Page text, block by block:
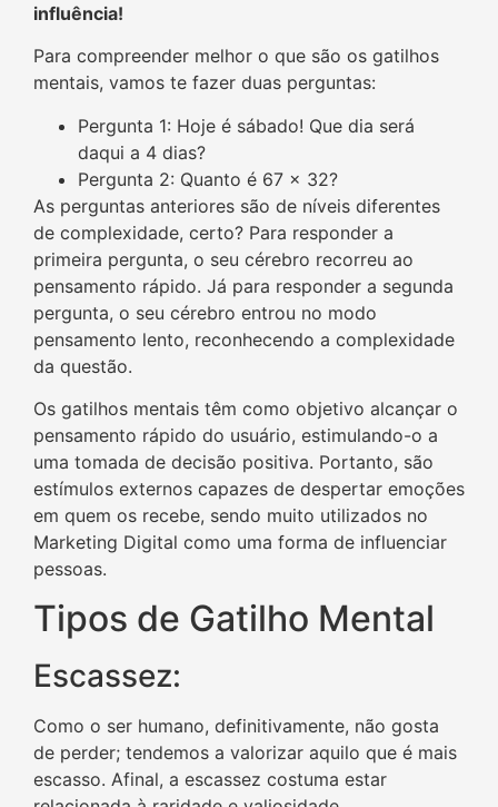
influência!
Para compreender melhor o que são os gatilhos
mentais, vamos te fazer duas perguntas:
Pergunta 1: Hoje é sábado! Que dia será
daqui a 4 dias?
Pergunta 2: Quanto é 67 x 32?
As perguntas anteriores são de níveis diferentes
de complexidade, certo? Para responder a
primeira pergunta, o seu cérebro recorreu ao
pensamento rápido. Já para responder a segunda
pergunta, o seu cérebro entrou no modo
pensamento lento, reconhecendo a complexidade
da questão.
Os gatilhos mentais têm como objetivo alcançar o
pensamento rápido do usuário, estimulando-o a
uma tomada de decisão positiva. Portanto, são
estímulos externos capazes de despertar emoções
em quem os recebe, sendo muito utilizados no
Marketing Digital como uma forma de influenciar
pessoas.
Tipos de Gatilho Mental
Escassez:
Como o ser humano, definitivamente, não gosta
de perder; tendemos a valorizar aquilo que é mais
escasso. Afinal, a escassez costuma estar